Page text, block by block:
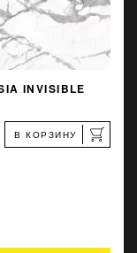
INVISIBLE
В КОРЗИНУ